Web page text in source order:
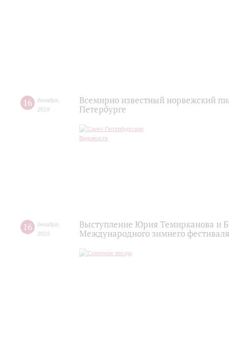
16 декабря
2019
Всемирно известный норвежский
Петербурге
16 декабря
2019
Выступление Юрия Темирканова и
Международного зимнего